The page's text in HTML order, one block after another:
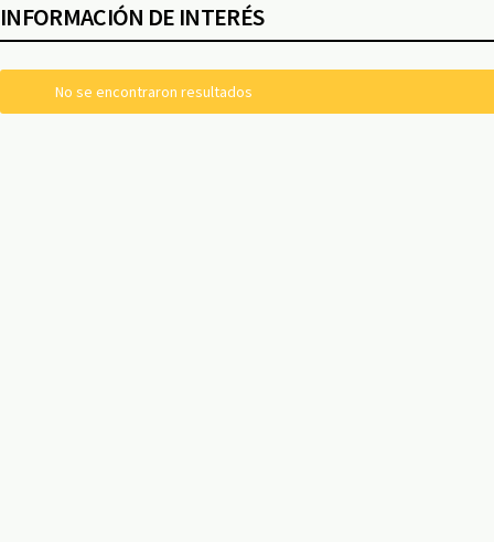
INFORMACIÓN DE INTERÉS
No se encontraron resultados